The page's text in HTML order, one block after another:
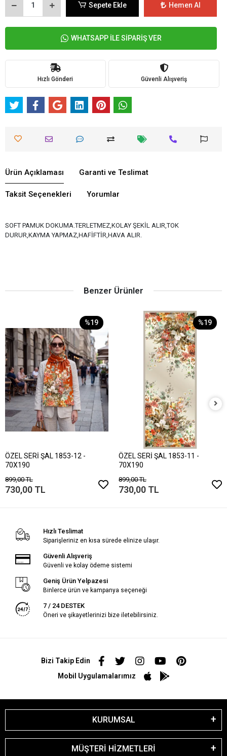
Sepete Ekle Hemen Al
WHATSAPP İLE SİPARİŞ VER
Hızlı Gönderi Güvenli Alışveriş
Ürün Açıklaması Garanti ve Teslimat
Taksit Seçenekleri Yorumlar
SOFT PAMUK DOKUMA.TERLETMEZ,KOLAY ŞEKİL ALIR,TOK
DURUR,KAYMA YAPMAZ,HAFİFTİR,HAVA ALIR.
Benzer Ürünler
%19
ÖZEL SERİ ŞAL 1853-12 -
70X190
899,00 TL
730,00 TL
%19
ÖZEL SERİ ŞAL 1853-11 -
70X190
899,00 TL
730,00 TL
Hızlı Teslimat
Siparişleriniz en kısa sürede elinize ulaşır.
Güvenli Alışveriş
Güvenli ve kolay ödeme sistemi
Geniş Ürün Yelpazesi
Binlerce ürün ve kampanya seçeneği
7 / 24 DESTEK
Öneri ve şikayetlerinizi bize iletebilirsiniz.
Bizi Takip Edin
Mobil Uygulamalarımız
KURUMSAL
MÜŞTERİ HİZMETLERİ